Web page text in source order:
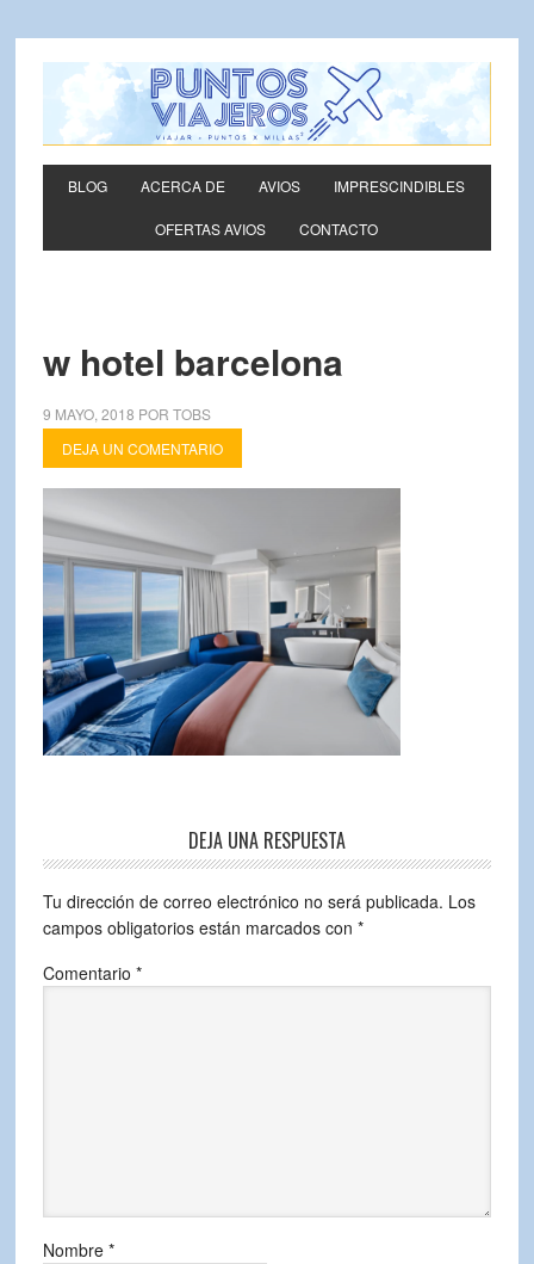
BLOG ACERCA DE AVIOS IMPRESCINDIBLES
OFERTAS AVIOS CONTACTO
w hotel barcelona
9 MAYO, 2018 POR TOBS
DEJA UN COMENTARIO
DEJA UNA RESPUESTA
Tu dirección de correo electrónico no será publicada. Los
campos obligatorios están marcados con *
Comentario *
Nombre *